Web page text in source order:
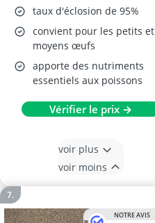
taux d'éclosion de 95%
convient pour les petits et
moyens œufs
apporte des nutriments
essentiels aux poissons
Vérifier le prix →
voir plus
voir moins
NOTRE AVIS